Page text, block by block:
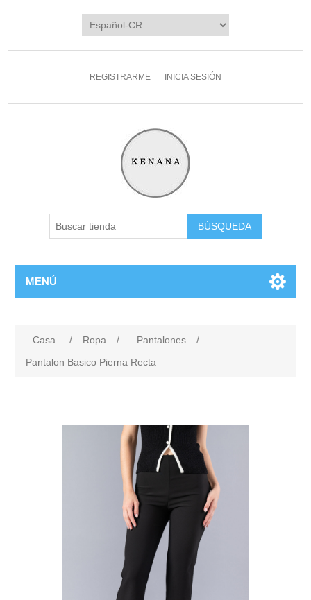
REGISTRARME INICIA SESIÓN
MENÚ
Casa / Ropa / Pantalones
/
Pantalon Basico Pierna Recta